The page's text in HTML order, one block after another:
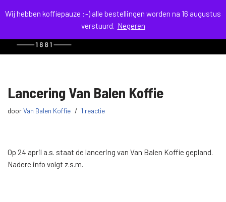
Wij hebben koffiepauze :-) alle bestellingen worden na 16 augustus
verstuurd. Negeren
naar
Lancering Van Balen Koffie
doorVan Balen Koffie 1 reactie
Op 24 april a.s. staat de lancering van Van Balen Koffie gepland.
Nadere info volgt z.s.m.